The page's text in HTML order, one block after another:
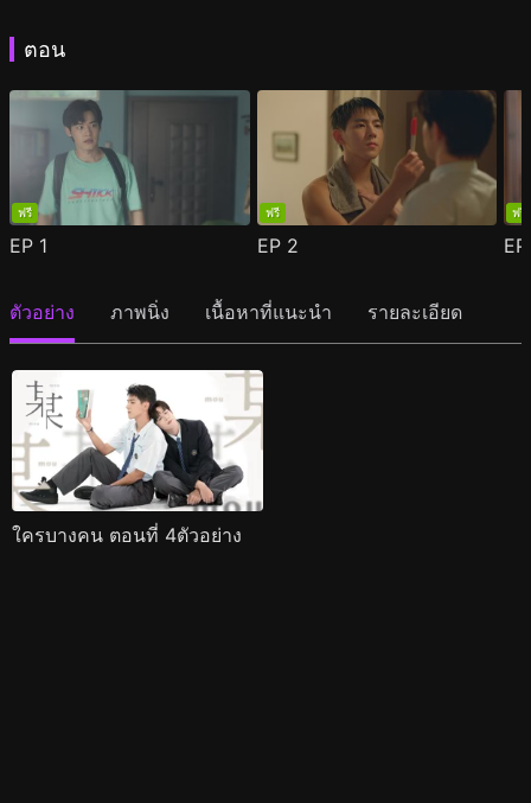
ตอน
ฟรี
EP 1
ฟรี
EP 2
ฟรี
ตัวอย่าง ภาพนิ่ง เนื้อหาที่แนะนำ รายละเอียด
ใครบางคน ตอนที่ 4ตัวอย่าง